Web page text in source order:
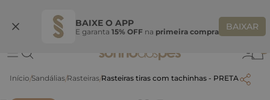
BAIXE O APP
E garanta 15% OFF na primeira compra BAIXAR
Ganhe 10% OFF na coleção utilizando o código do seu vendedor*
Sandálias Rasteiras Rasteiras tiras com tachinhas - PRETA